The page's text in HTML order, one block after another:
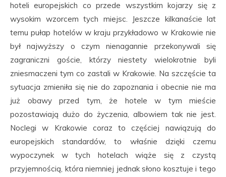
hoteli europejskich co przede wszystkim kojarzy się z
wysokim wzorcem tych miejsc. Jeszcze kilkanaście lat
temu pułap hotelów w kraju przykładowo w Krakowie nie
był najwyższy o czym nienagannie przekonywali się
zagraniczni goście, którzy niestety wielokrotnie byli
zniesmaczeni tym co zastali w Krakowie. Na szczęście ta
sytuacja zmieniła się nie do zapoznania i obecnie nie ma
już obawy przed tym, że hotele w tym mieście
pozostawiają dużo do życzenia, albowiem tak nie jest.
Noclegi w Krakowie coraz to częściej nawiązują do
europejskich standardów, to właśnie dzięki czemu
wypoczynek w tych hotelach wiąże się z czystą
przyjemnością, która niemniej jednak słono kosztuje i tego